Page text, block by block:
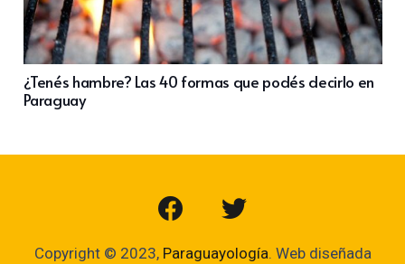
¿Tenés hambre? Las 40 formas que podés decirlo en
Paraguay
Copyright © 2023, Paraguayología. Web diseñada